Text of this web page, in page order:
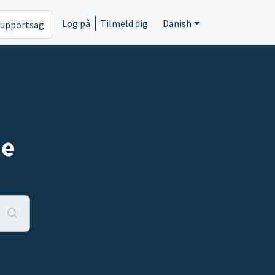
Log på Tilmeld dig Danish